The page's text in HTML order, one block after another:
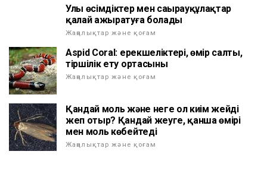
Улы өсімдіктер мен саңырауқұлақтар
қалай ажыратуға болады
Жаңалықтар және қоғам
Aspid Coral: ерекшеліктері, өмір салты,
тiршiлiк ету ортасының
Жаңалықтар және қоғам
Қандай моль және неге ол киім жейді
жеп отыр? Қандай жеуге, қанша өмірі
мен моль көбейтеді
Жаңалықтар және қоғам